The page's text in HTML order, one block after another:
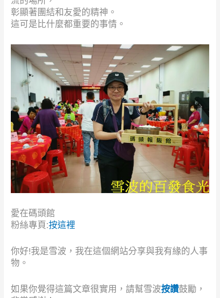
彰顯著團結和友愛的精神。
這可是比什麼都重要的事情。
愛在碼頭館
粉絲專頁:按這裡
你好!我是雪波，我在這個網站分享與我有緣的人事
物。
如果你覺得這篇文章很實用，請幫雪波按讚鼓勵，